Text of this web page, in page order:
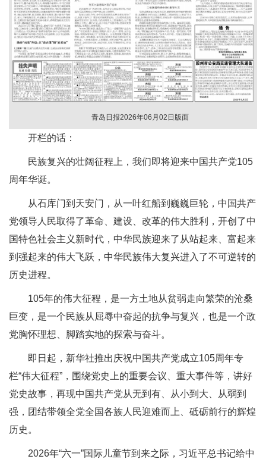
青岛日报2026年06月02日版面
开栏的话：
民族复兴的壮阔征程上，我们即将迎来中国共产党105
周年华诞。
从石库门到天安门，从一叶红船到巍巍巨轮，中国共产
党领导人民取得了革命、建设、改革的伟大胜利，开创了中
国特色社会主义新时代，中华民族迎来了从站起来、富起来
到强起来的伟大飞跃，中华民族伟大复兴进入了不可逆转的
历史进程。
105年的伟大征程，是一方土地从贫弱走向繁荣的沧桑
巨变，是一个民族从屈辱中奋起的抗争与复兴，也是一个政
党胸怀理想、脚踏实地的探索与奋斗。
即日起，新华社推出庆祝中国共产党成立105周年专
栏“伟大征程”，围绕党史上的重要会议、重大事件等，讲好
党史故事，再现中国共产党从无到有、从小到大、从弱到
强，团结带领全党全国各族人民迎难而上、砥砺前行的辉煌
历史。
2026年“六一”国际儿童节到来之际，习近平总书记给中